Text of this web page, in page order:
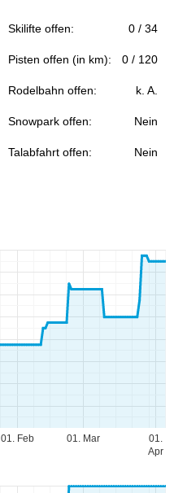
Skilifte offen: 0 / 34
Pisten offen (in km): 0 / 120
Rodelbahn offen: k. A.
Snowpark offen: Nein
Talabfahrt offen: Nein
01. Feb 01. Mar
01.
Apr